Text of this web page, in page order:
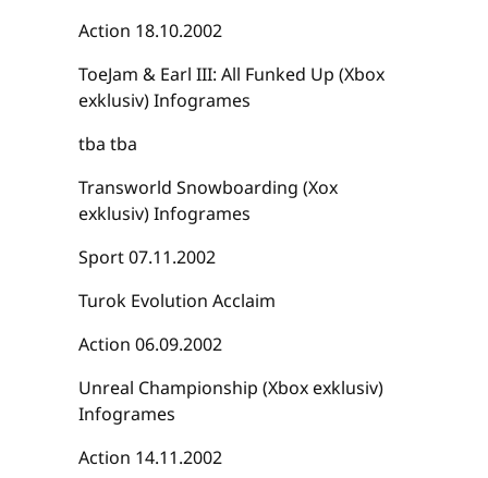
Action 18.10.2002
ToeJam & Earl III: All Funked Up (Xbox
exklusiv) Infogrames
tba tba
Transworld Snowboarding (Xox
exklusiv) Infogrames
Sport 07.11.2002
Turok Evolution Acclaim
Action 06.09.2002
Unreal Championship (Xbox exklusiv)
Infogrames
Action 14.11.2002